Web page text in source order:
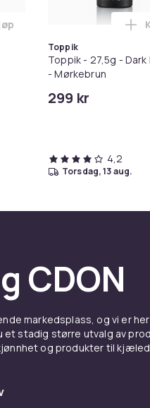
10-Pak - Touchpenn /
Toppik
Toppik - 27,5g - Dark
- Mørkebrun
299 kr
4,2
torsdag, 13 aug.
CDON
markedsplass, og vi er
et stadig større utvalg av
og produkter til